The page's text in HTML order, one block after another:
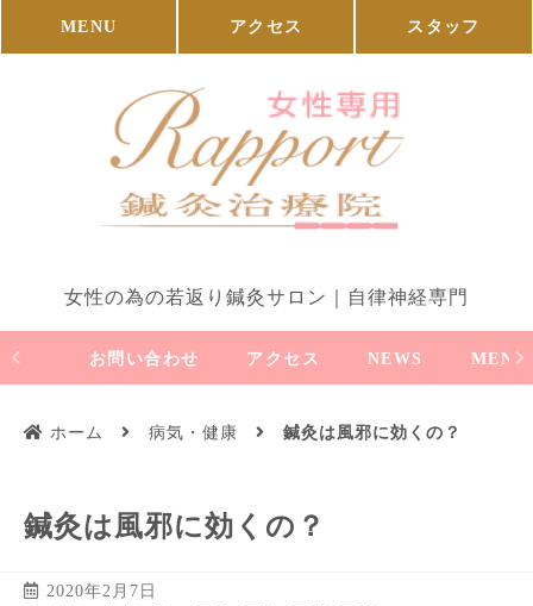
MENU アクセス スタッフ
女性の為の若返り鍼灸サロン｜自律神経専門
お問い合わせ アクセス NEWS MENU
ホーム 病気・健康 鍼灸は風邪に効くの？
鍼灸は風邪に効くの？
2020年2月7日